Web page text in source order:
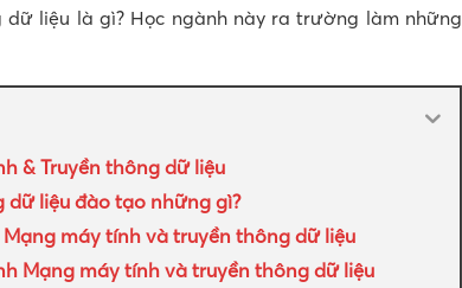
liệu là gì? Học ngành này ra trường làm những
& Truyền thông dữ liệu
liệu đào tạo những gì?
máy tính và truyền thông dữ liệu
Mạng máy tính và truyền thông dữ liệu